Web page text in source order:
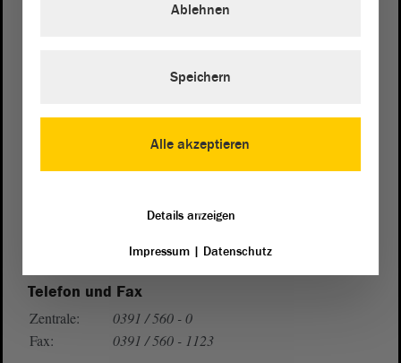
39104 Magdeburg
Wegbeschreibung
Auf Google Maps
Telefon und Fax
Zentrale:
0391 / 560 - 0
Fax:
0391 / 560 - 1123
Alle akzeptieren
Ablehnen
Speichern
Details anzeigen
Impressum| Datenschutz